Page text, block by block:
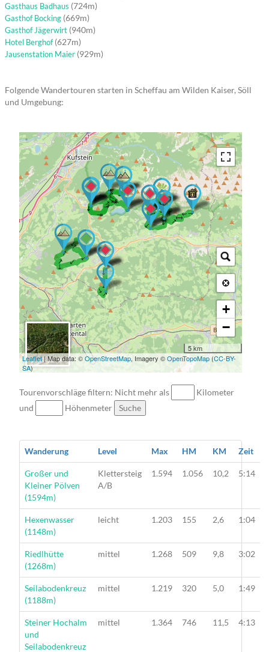
Gasthaus Badhaus (724m)
Gasthof Bocking (669m)
Gasthof Jägerwirt (940m)
Hotel Berghof(627m)
Jausenstation Maier (929m)
Folgende Wandertouren starten in Scheffau am Wilden Kaiser, Söll
und Umgebung:
→ → → → → → →
→ → → → →
→ → → → → → →
→ → →
→ → → → → → → →
→ → → → → →
→ → → → → → → → →
→ → → → → →
+
−
5 km
Leaflet| Map data: ©OpenStreetMap, Imagery ©OpenTopoMap(CC-BY-
SA)
Tourenvorschläge filtern: Nicht mehr als
Kilometer
und
Höhenmeter Suche
Wanderung Level Max HM KM Zeit
Wanderung
Großer und
Kleiner Pölven
(1594m)
Klettersteig
A/B
1.594 1.056 10,2 5:14
Wanderung
Hexenwasser
(1148m)
leicht 1.203 155 2,6 1:04
Wanderung
Riedlhütte
(1268m)
mittel 1.268 509 9,8 3:02
Wanderung
Seilabodenkreuz
(1188m)
mittel 1.219 320 5,0 1:49
Wanderung
Steiner Hochalm
und
Seilabodenkreuz
mittel 1.364 746 11,5 4:13